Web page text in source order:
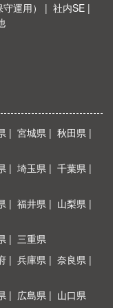
運用）
社内SE
宮城県
秋田県
埼玉県
千葉県
福井県
山梨県
三重県
兵庫県
奈良県
広島県
山口県